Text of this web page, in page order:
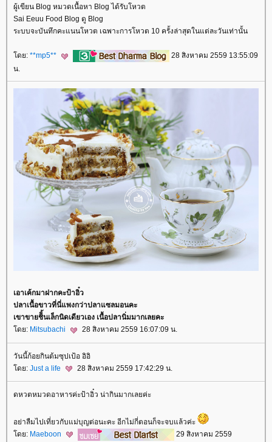
ผู้เขียน Blog หมวดเนื้อหา Blog ได้รับโหวต
Sai Eeuu Food Blog ดู Blog
ระบบจะบันทึกคะแนนโหวต เฉพาะการโหวต 10 ครั้งล่าสุดในแต่ละวันเท่านั้น
ดย: **mp5**
28 สิงหาคม 2559 13:55:09
น.
เอาเค้กมาฝากคะป้าอิ๋ว
ปลาเนื้อขาวที่นี่แพงกว่าปลาแซลมอนคะ
เขาขายชิิ้นเล็กนิดเดียวเอง เนื้อปลานิ่มมากเลยคะ
ดย: Mitsubachi 28 สิงหาคม 2559 16:07:09 น.
วันนี้ก้อยกินต้มซุปเป้อ อิอิ
ดย: Just a life 28 สิงหาคม 2559 17:42:29 น.
ดหวตหมวดอาหารค่ะป้าอิ๋ว น่ากินมากเลยค่ะ
อย่าลืมไปเที่ยวกับแม่บุญต่อนะคะ อีกไม่กี่ตอนก็จะจบแล้วค่ะ
ดย: Maeboon
29 สิงหาคม 2559